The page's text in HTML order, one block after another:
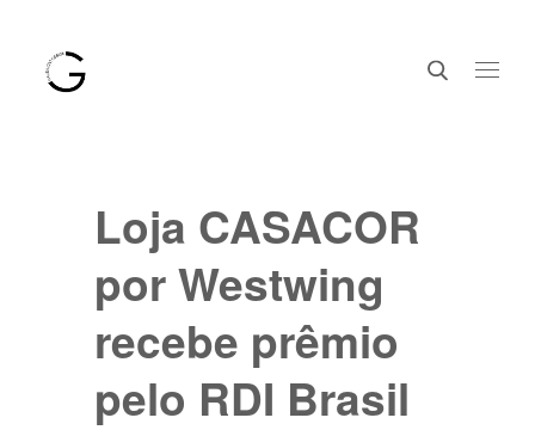
Loja CASACOR
por Westwing
recebe prêmio
pelo RDI Brasil